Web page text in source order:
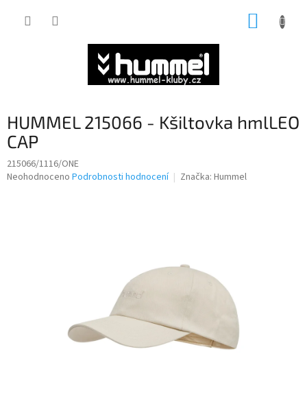
HUMMEL 215066 - Kšiltovka hmlLEO
CAP
215066/1116/ONE
Průměrné
Neohodnoceno Podrobnosti hodnocení Značka: Hummel